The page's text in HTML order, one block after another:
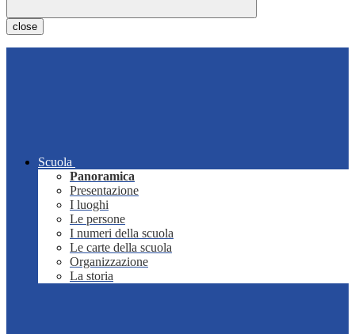
close
Scuola
Panoramica
Presentazione
I luoghi
Le persone
I numeri della scuola
Le carte della scuola
Organizzazione
La storia